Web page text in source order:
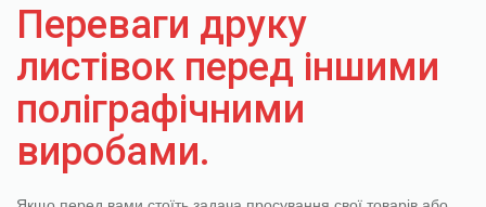
Переваги друку
листівок перед іншими
поліграфічними
виробами.